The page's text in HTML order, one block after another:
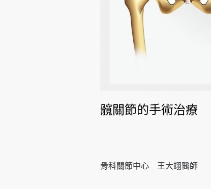
髖關節的手術治療
骨科關節中心 王大翊醫師